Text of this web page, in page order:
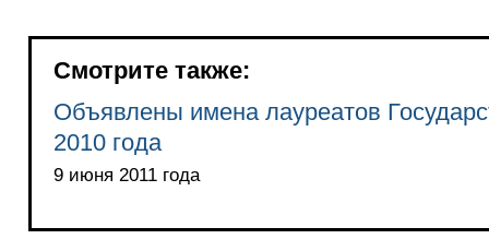
Смотрите также:
Объявлены имена лауреатов
2010 года
9 июня 2011 года